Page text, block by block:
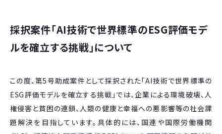
採択案件「AI技術で世界標準のESG評価モデ
ルを確立する挑戦」について
この度、第5号助成案件として採択された「AI技術で世界標準の
ESG評価モデルを確立する挑戦」では、企業による環境破壊、人
権侵害と貧困の連鎖、人類の健康と幸福への悪影響等の社会課
題解決を目指しています。具体的には、国連や国際労働機関